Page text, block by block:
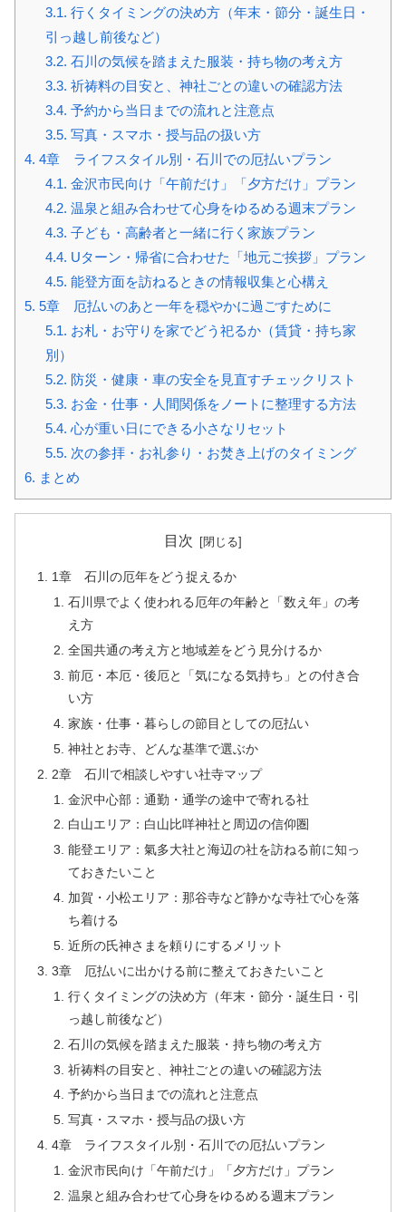
3.1. 行くタイミングの決め方（年末・節分・誕生日・
引っ越し前後など）
3.2. 石川の気候を踏まえた服装・持ち物の考え方
3.3. 祈祷料の目安と、神社ごとの違いの確認方法
3.4. 予約から当日までの流れと注意点
3.5. 写真・スマホ・授与品の扱い方
4. 4章 ライフスタイル別・石川での厄払いプラン
4.1. 金沢市民向け「午前だけ」「夕方だけ」プラン
4.2. 温泉と組み合わせて心身をゆるめる週末プラン
4.3. 子ども・高齢者と一緒に行く家族プラン
4.4. Uターン・帰省に合わせた「地元ご挨拶」プラン
4.5. 能登方面を訪ねるときの情報収集と心構え
5. 5章 厄払いのあと一年を穏やかに過ごすために
5.1. お札・お守りを家でどう祀るか（賃貸・持ち家
別）
5.2. 防災・健康・車の安全を見直すチェックリスト
5.3. お金・仕事・人間関係をノートに整理する方法
5.4. 心が重い日にできる小さなリセット
5.5. 次の参拝・お礼参り・お焚き上げのタイミング
6. まとめ
目次
1章 石川の厄年をどう捉えるか
石川県でよく使われる厄年の年齢と「数え年」の考
え方
全国共通の考え方と地域差をどう見分けるか
前厄・本厄・後厄と「気になる気持ち」との付き合
い方
家族・仕事・暮らしの節目としての厄払い
神社とお寺、どんな基準で選ぶか
2章 石川で相談しやすい社寺マップ
金沢中心部：通勤・通学の途中で寄れる社
白山エリア：白山比咩神社と周辺の信仰圏
能登エリア：氣多大社と海辺の社を訪ねる前に知っ
ておきたいこと
加賀・小松エリア：那谷寺など静かな寺社で心を落
ち着ける
近所の氏神さまを頼りにするメリット
3章 厄払いに出かける前に整えておきたいこと
行くタイミングの決め方（年末・節分・誕生日・引
っ越し前後など）
石川の気候を踏まえた服装・持ち物の考え方
祈祷料の目安と、神社ごとの違いの確認方法
予約から当日までの流れと注意点
写真・スマホ・授与品の扱い方
4章 ライフスタイル別・石川での厄払いプラン
金沢市民向け「午前だけ」「夕方だけ」プラン
温泉と組み合わせて心身をゆるめる週末プラン